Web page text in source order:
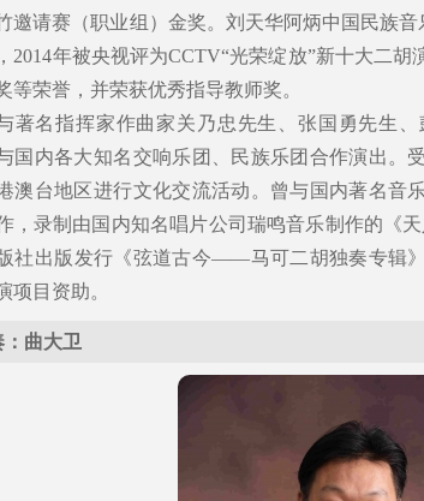
邀请赛（职业组）金奖。刘天华阿炳中国民族音
2014年被央视评为CCTV“光荣绽放”新十大二
等荣誉，并荣获优秀指导教师奖。
著名指挥家作曲家关乃忠先生、张国勇先生
国内各大知名交响乐团、民族乐团合作演出。
澳台地区进行文化交流活动。曾与国内著名音
，录制由国内知名唱片公司瑞鸣音乐制作的《
社出版发行《弦道古今——马可二胡独奏专辑
项目资助。
：曲大卫